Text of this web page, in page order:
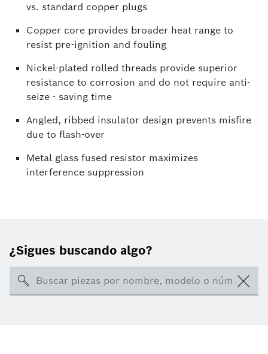
vs. standard copper plugs
Copper core provides broader heat range to
resist pre-ignition and fouling
Nickel-plated rolled threads provide superior
resistance to corrosion and do not require anti-
seize - saving time
Angled, ribbed insulator design prevents misfire
due to flash-over
Metal glass fused resistor maximizes
interference suppression
¿Sigues buscando algo?
Search